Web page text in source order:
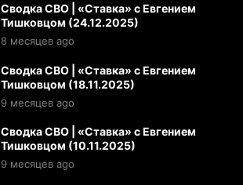
Сводка СВО | «Ставка» с Евгением
Тишковцом (24.12.2025)
8 месяцев ago
Сводка СВО | «Ставка» с Евгением
Тишковцом (18.11.2025)
9 месяцев ago
Сводка СВО | «Ставка» с Евгением
Тишковцом (10.11.2025)
9 месяцев ago